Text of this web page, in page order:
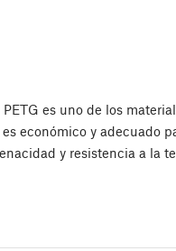
es uno de los
económico y adecuado
y resistencia a la